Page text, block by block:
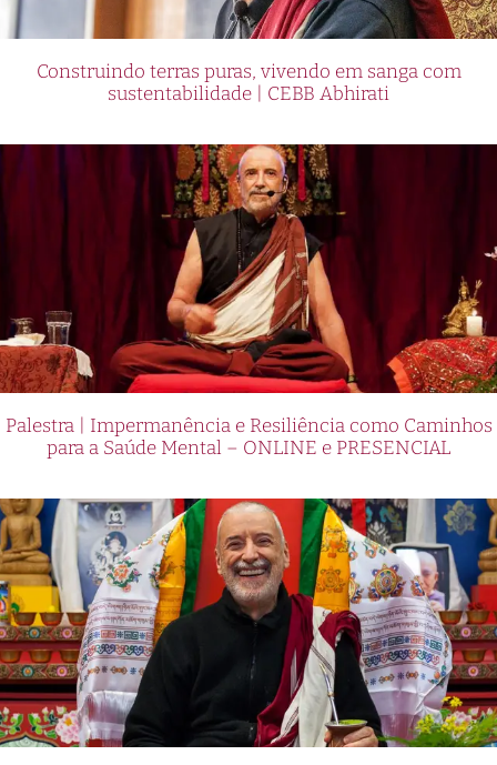
Construindo terras puras, vivendo em sanga com
sustentabilidade | CEBB Abhirati
Palestra | Impermanência e Resiliência como Caminhos
para a Saúde Mental – ONLINE e PRESENCIAL